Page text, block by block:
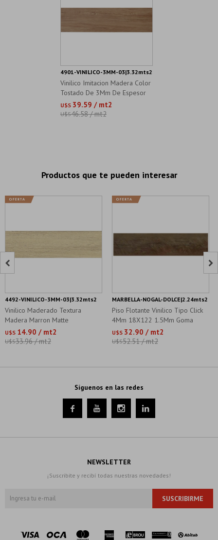
Vinilico Imitacion Madera Color
Tostado De 3Mm De Espesor
U$S 39.59 / mt2
U$S46.58 / mt2
4901-VINILICO-3MM-03|3.32mts2
Productos que te pueden interesar
Vinilico Maderado Textura
Madera Marron Matte
94X18.6Cm 3Mm
U$S 14.90 / mt2
U$S33.96 / mt2
4492-VINILICO-3MM-03|3.32mts2
Piso Flotante Vinilico Tipo Click
4Mm 18X122 1.5Mm Goma
U$S 32.90 / mt2
U$S52.51 / mt2
MARBELLA-NOGAL-DOLCE|2.24mts2
 
Síguenos en las redes
   
NEWSLETTER
¡Suscribite y recibí todas nuestras novedades!
SUSCRIBIRME